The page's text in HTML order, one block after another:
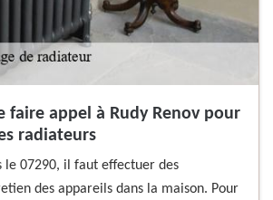
faire appel à Rudy Renov pour
radiateurs
le 07290, il faut effectuer des
des appareils dans la maison. Pour